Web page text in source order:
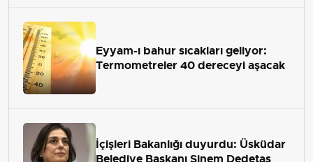
Eyyam-ı bahur sıcakları geliyor:
Termometreler 40 dereceyi aşacak
İçişleri Bakanlığı duyurdu: Üsküdar
Belediye Başkanı Sinem Dedetaş